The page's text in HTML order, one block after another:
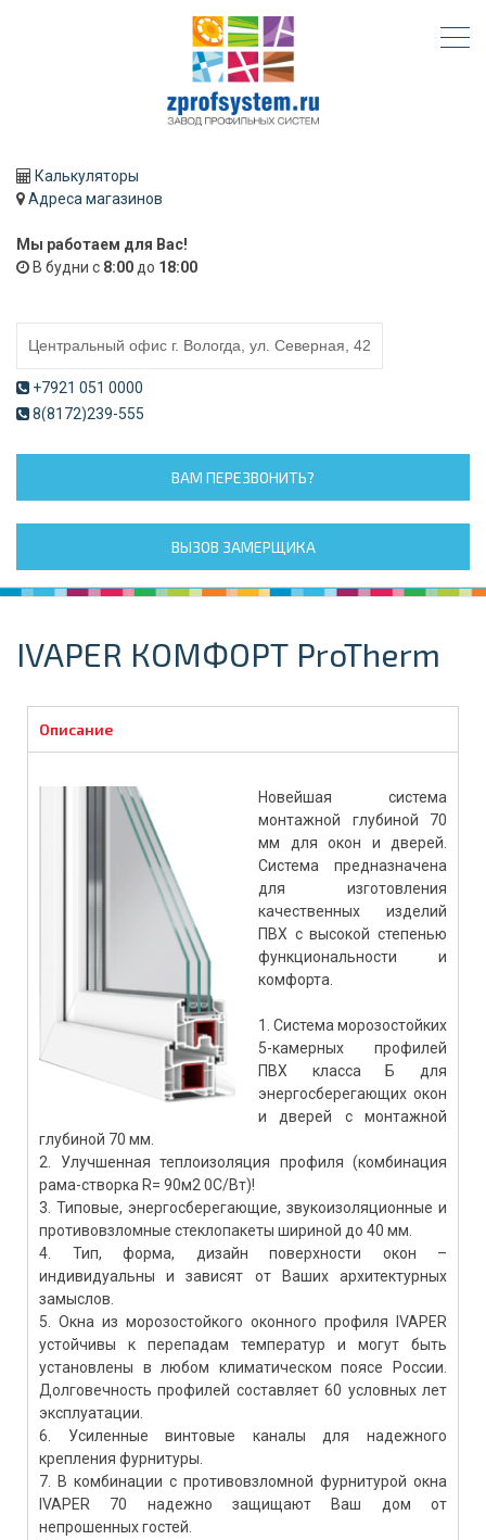
Калькуляторы
Адреса магазинов
Мы работаем для Вас!
В будни с 8:00 до 18:00
+7921 051 0000
8(8172)239-555
ВАМ ПЕРЕЗВОНИТЬ?
ВЫЗОВ ЗАМЕРЩИКА
IVAPER КОМФОРТ ProTherm
Описание
Новейшая система
монтажной глубиной 70
мм для окон и дверей.
Система предназначена
для изготовления
качественных изделий
ПВХ с высокой степенью
функциональности и
комфорта.
1. Система морозостойких
5-камерных профилей
ПВХ класса Б для
энергосберегающих окон
и дверей с монтажной
глубиной 70 мм.
2. Улучшенная теплоизоляция профиля (комбинация
рама-створка R= 90м2 0С/Вт)!
3. Типовые, энергосберегающие, звукоизоляционные и
противовзломные стеклопакеты шириной до 40 мм.
4. Тип, форма, дизайн поверхности окон –
индивидуальны и зависят от Ваших архитектурных
замыслов.
5. Окна из морозостойкого оконного профиля IVAPER
устойчивы к перепадам температур и могут быть
установлены в любом климатическом поясе России.
Долговечность профилей составляет 60 условных лет
эксплуатации.
6. Усиленные винтовые каналы для надежного
крепления фурнитуры.
7. В комбинации с противовзломной фурнитурой окна
IVAPER 70 надежно защищают Ваш дом от
непрошенных гостей.